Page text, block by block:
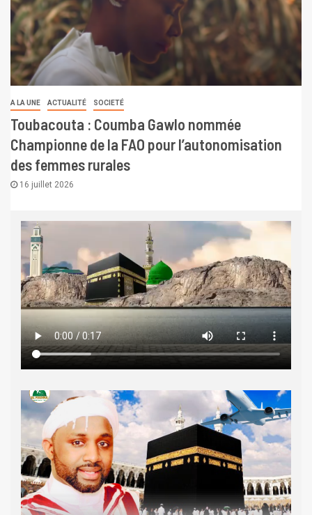
A LA UNE ACTUALITÉ SOCIETÉ
Toubacouta : Coumba Gawlo nommée
Championne de la FAO pour l’autonomisation
des femmes rurales
16 juillet 2026